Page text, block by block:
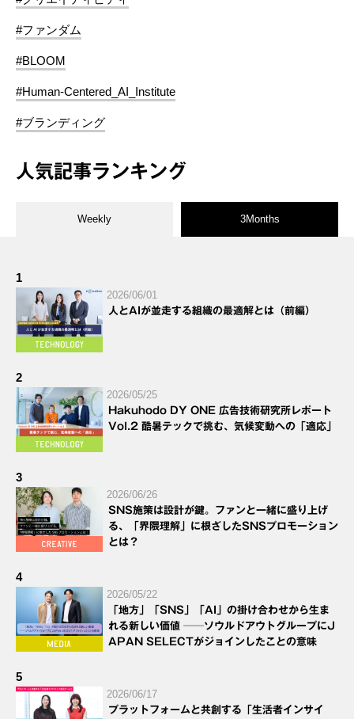
#ファンダム
#BLOOM
#Human-Centered_AI_Institute
#ブランディング
人気記事ランキング
Weekly 3Months
1
2026/06/01
人とAIが並走する組織の最適解とは（前編）
2
2026/05/25
Hakuhodo DY ONE 広告技術研究所レポート
Vol.2 酷暑テックで挑む、気候変動への「適応」
3
2026/06/26
SNS施策は設計が鍵。ファンと一緒に盛り上げ
る、「界隈理解」に根ざしたSNSプロモーション
とは？
4
2026/05/22
「地方」「SNS」「AI」の掛け合わせから生ま
れる新しい価値 ──ソウルドアウトグループにJ
APAN SELECTがジョインしたことの意味
5
2026/06/17
プラットフォームと共創する「生活者インサイ